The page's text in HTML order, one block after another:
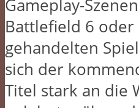
Gameplay-
Battlefield 6
gehandelten
sich der
Titel stark an die